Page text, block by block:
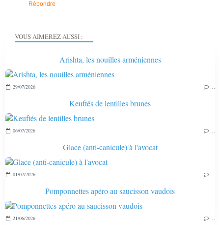
Répondre
VOUS AIMEREZ AUSSI :
Arishta, les nouilles arméniennes
29/07/2026 …
Keuftés de lentilles brunes
06/07/2026 …
Glace (anti-canicule) à l'avocat
01/07/2026 …
Pomponnettes apéro au saucisson vaudois
21/06/2026 …